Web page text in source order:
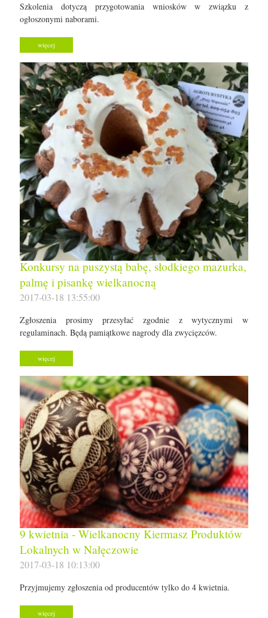
Szkolenia dotyczą przygotowania wniosków w związku z
ogłoszonymi naborami.
więcej
Konkursy na puszystą babę, słodkiego mazurka,
palmę i pisankę wielkanocną
2017-03-18 13:55:00
Zgłoszenia prosimy przesyłać zgodnie z wytycznymi w
regulaminach. Będą pamiątkowe nagrody dla zwycięzców.
więcej
9 kwietnia - Wielkanocny Kiermasz Produktów
Lokalnych w Nałęczowie
2017-03-18 10:13:00
Przyjmujemy zgłoszenia od producentów tylko do 4 kwietnia.
więcej